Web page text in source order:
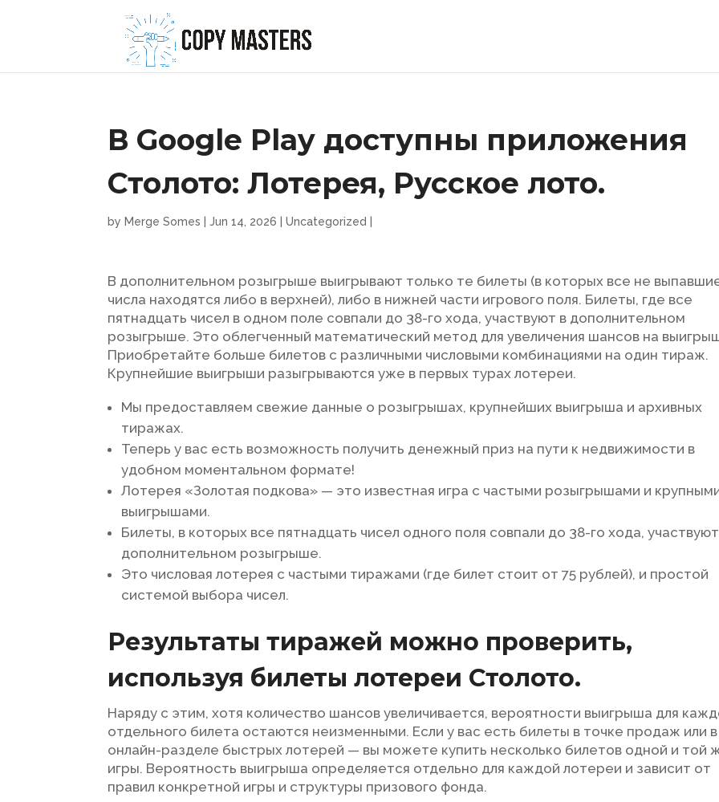
В Google Play доступны приложения
Столото: Лотерея, Русское лото.
by Merge Somes |Jun 14, 2026 |Uncategorized
В дополнительном розыгрыше выигрывают только те билеты (в которых все не
числа находятся либо в верхней), либо в нижней части игрового поля. Билеты, где все
пятнадцать чисел в одном поле совпали до 38-го хода, участвуют в дополнительном
розыгрыше. Это облегченный математический метод для увеличения шансов на
Приобретайте больше билетов с различными числовыми комбинациями на один тираж.
Крупнейшие выигрыши разыгрываются уже в первых турах лотереи.
Мы предоставляем свежие данные о розыгрышах, крупнейших выигрыша и архивных
тиражах.
Теперь у вас есть возможность получить денежный приз на пути к недвижимости в
удобном моментальном формате!
Лотерея «Золотая подкова» — это известная игра с частыми розыгрышами и
выигрышами.
Билеты, в которых все пятнадцать чисел одного поля совпали до 38-го хода,
дополнительном розыгрыше.
Это числовая лотерея с частыми тиражами (где билет стоит от 75 рублей), и простой
системой выбора чисел.
Результаты тиражей можно проверить,
используя билеты лотереи Столото.
Наряду с этим, хотя количество шансов увеличивается, вероятности выигрыша для
отдельного билета остаются неизменными. Если у вас есть билеты в точке продаж или в
онлайн-разделе быстрых лотерей — вы можете купить несколько билетов одной и той
игры. Вероятность выигрыша определяется отдельно для каждой лотереи и зависит от
правил конкретной игры и структуры призового фонда.